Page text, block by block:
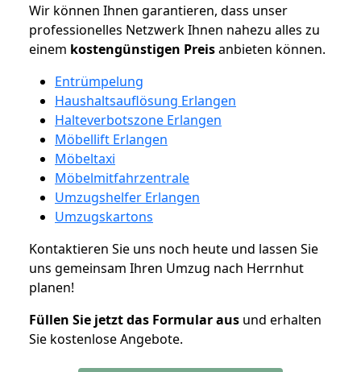
Wir können Ihnen garantieren, dass unser
professionelles Netzwerk Ihnen nahezu alles zu
einem kostengünstigen Preisanbieten können.
Entrümpelung
Haushaltsauflösung Erlangen
Halteverbotszone Erlangen
Möbellift Erlangen
Möbeltaxi
Möbelmitfahrzentrale
Umzugshelfer Erlangen
Umzugskartons
Kontaktieren Sie uns noch heute und lassen Sie
uns gemeinsam Ihren Umzug nach Herrnhut
planen!
Füllen Sie jetzt das Formular aus und erhalten
Sie kostenlose Angebote.